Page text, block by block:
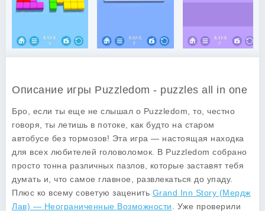
Описание игры Puzzledom - puzzles all in one
Бро, если ты еще не слышал о Puzzledom, то, честно
говоря, ты летишь в потоке, как будто на старом
автобусе без тормозов! Эта игра — настоящая находка
для всех любителей головоломок. В Puzzledom собрано
просто тонна различных пазлов, которые заставят тебя
думать и, что самое главное, развлекаться до упаду.
Плюс ко всему советую заценить Grand Inn Story (Мердж
Лав) — Неограниченные Возможности . Уже проверили